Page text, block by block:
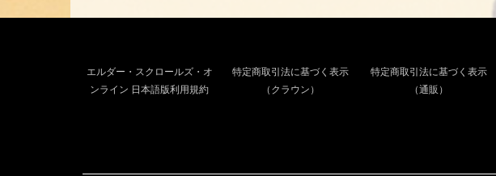
エルダー・スクロールズ・オ
ンライン 日本語版利用規約
特定商取引法に基づく表示
（クラウン）
特定商取引法に基づく表示
（通販）